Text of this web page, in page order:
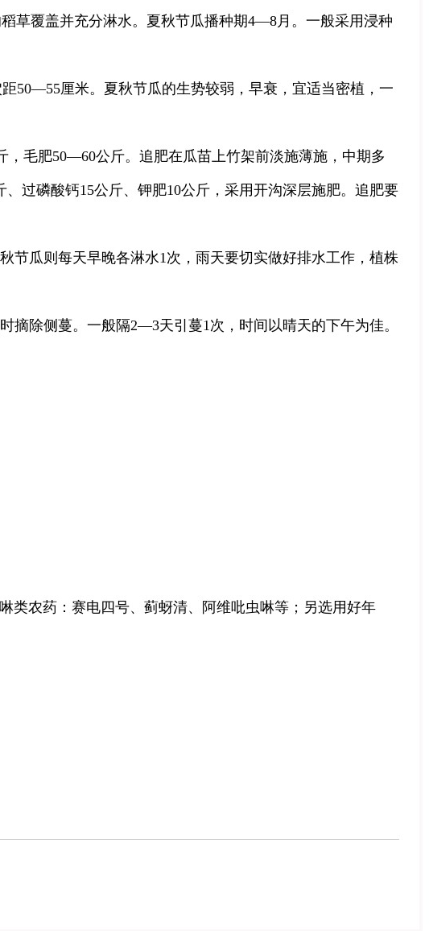
草覆盖并充分淋水。夏秋节瓜播种期4—8月。一般采用浸种
厘米。夏秋节瓜的生势较弱，早衰，宜适当密植，一
毛肥50—60公斤。追肥在瓜苗上竹架前淡施薄施，中期多
过磷酸钙15公斤、钾肥10公斤，采用开沟深层施肥。追肥要
节瓜则每天早晚各淋水1次，雨天要切实做好排水工作，植株
摘除侧蔓。一般隔2—3天引蔓1次，时间以晴天的下午为佳。
农药：赛电四号、蓟蚜清、阿维吡虫啉等；另选用好年